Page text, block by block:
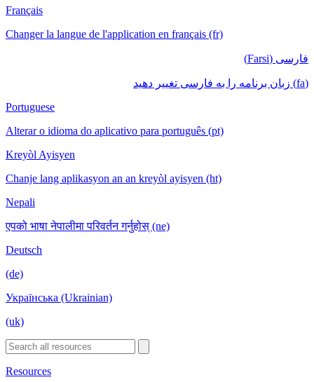
Français
Changer la langue de l'application en français (fr)
فارسی (Farsi)
(fa) زبان برنامه را به فارسی تغییر دهید
Portuguese
Alterar o idioma do aplicativo para português (pt)
Kreyòl Ayisyen
Chanje lang aplikasyon an an kreyòl ayisyen (ht)
Nepali
एपको भाषा नेपालीमा परिवर्तन गर्नुहोस् (ne)
Deutsch
(de)
Українська (Ukrainian)
(uk)
Resources